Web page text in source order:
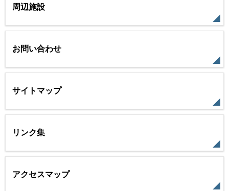
周辺施設
お問い合わせ
サイトマップ
リンク集
アクセスマップ